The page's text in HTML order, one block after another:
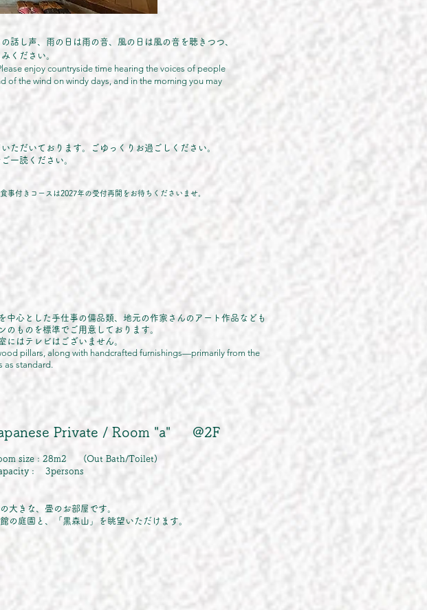
話し声、雨の日は雨の音、風の日は風の音を聴きつつ、
ください。
enjoy countryside time hearing the voices of people
of the wind on windy days, and in the morning you may
ただいております。
ごゆっくりお過ごしください。
ご一読ください。
事付きコースは2027年の受付再開をお待ちくださいませ。
心とした手仕事の備品類、地元の作家さんのアート作品なども
のものを標準でご用意しております。
はテレビはございません。​
pillars, along with handcrafted furnishings—primarily from the
as standard.
Private / Room "a" @2F
size : 28m2 (Out Bath/Toilet)
: 3persons
大きな、畳のお部屋です。
の庭園と、「黒森山」を眺望いただけます。